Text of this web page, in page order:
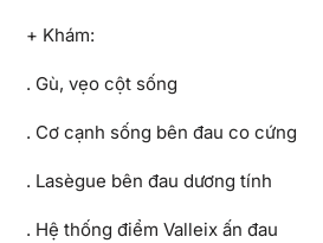
+ Khám:
. Gù, vẹo cột sống
. Cơ cạnh sống bên đau co cứng
. Lasègue bên đau dương tính
. Hệ thống điểm Valleix ấn đau